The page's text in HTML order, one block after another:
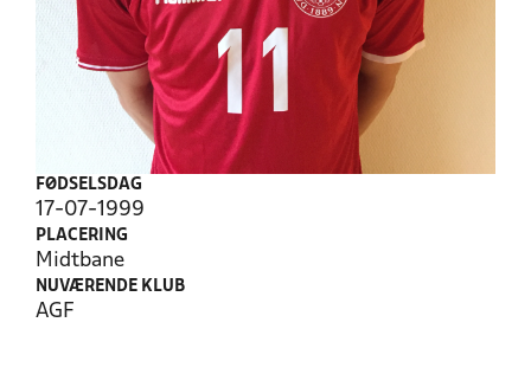
FØDSELSDAG
17-07-1999
PLACERING
Midtbane
NUVÆRENDE KLUB
AGF